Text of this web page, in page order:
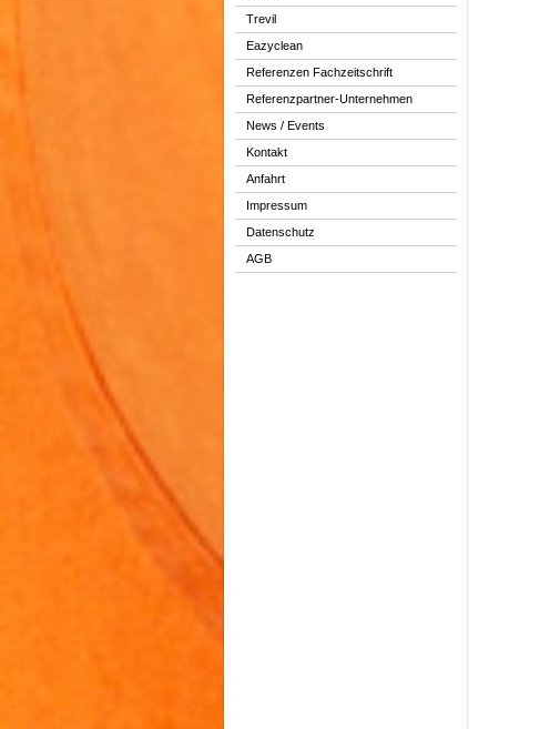
Trevil
Eazyclean
Referenzen Fachzeitschrift
Referenzpartner-Unternehmen
News / Events
Kontakt
Anfahrt
Impressum
Datenschutz
AGB